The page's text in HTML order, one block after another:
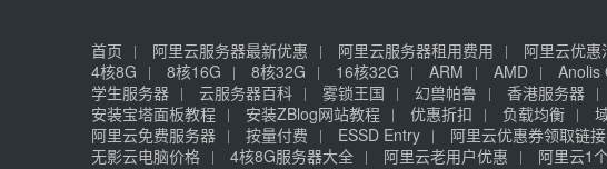
首页 阿里云服务器最新优惠 阿里云服务器租用费用 阿里云优惠
4核8G
8核16G 8核32G 16核32G ARM AMD Anolis
学生服务器
云服务器百科 雾锁王国 幻兽帕鲁 香港服务器
安装宝塔面板教程
安装ZBlog网站教程 优惠折扣 负载均衡
阿里云免费服务器
按量付费 ESSD Entry 阿里云优惠券领取链接
无影云电脑价格
4核8G服务器大全 阿里云老用户优惠 阿里云1